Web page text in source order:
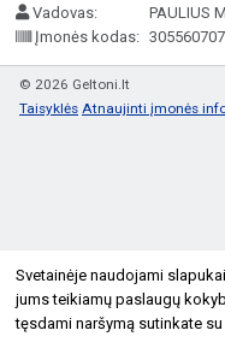
Svetainėje naudojami
jums teikiamų paslaugų
tęsdami naršymą sutinkate
Vadovas:
PAULIUS
Įmonės kodas: 305560707
© 2026 Geltoni.lt
Taisyklės Atnaujinti įmonės